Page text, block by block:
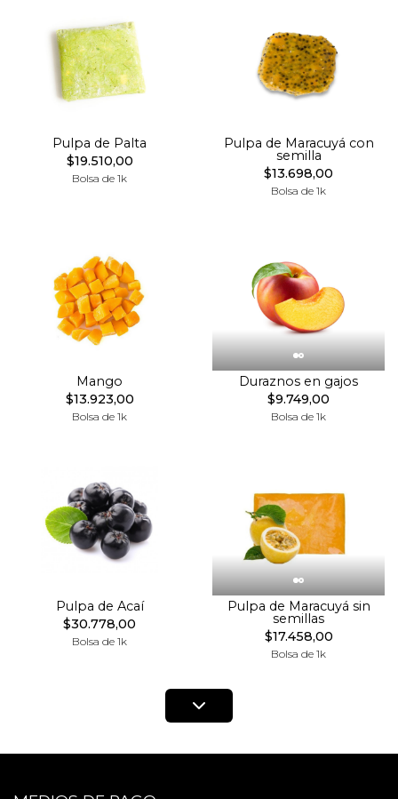
Pulpa de Palta
$19.510,00
Bolsa de 1k
Pulpa de Maracuyá con
semilla
$13.698,00
Bolsa de 1k
Mango
$13.923,00
Bolsa de 1k
Duraznos en gajos
$9.749,00
Bolsa de 1k
Pulpa de Acaí
$30.778,00
Bolsa de 1k
Pulpa de Maracuyá sin
semillas
$17.458,00
Bolsa de 1k